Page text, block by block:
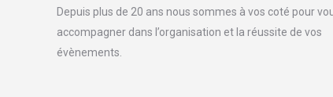
Depuis plus de 20 ans nous sommes à vos coté pour
accompagner dans l’organisation et la réussite de vos
évènements.